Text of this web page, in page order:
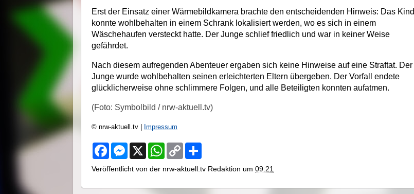
Erst der Einsatz einer Wärmebildkamera brachte den entscheidenden Hinweis: Das Kind
konnte wohlbehalten in einem Schrank lokalisiert werden, wo es sich in einem
Wäschehaufen versteckt hatte. Der Junge schlief friedlich und war in keiner Weise
gefährdet.
Nach diesem aufregenden Abenteuer ergaben sich keine Hinweise auf eine Straftat. Der
Junge wurde wohlbehalten seinen erleichterten Eltern übergeben. Der Vorfall endete
glücklicherweise ohne schlimmere Folgen, und alle Beteiligten konnten aufatmen.
(Foto: Symbolbild / nrw-aktuell.tv)
© nrw-aktuell.tv | Impressum
F
e
o
M
s
n
X
W
t
A
C
y
i
r
Veröffentlicht von der nrw-aktuell.tv Redaktion um 09:21